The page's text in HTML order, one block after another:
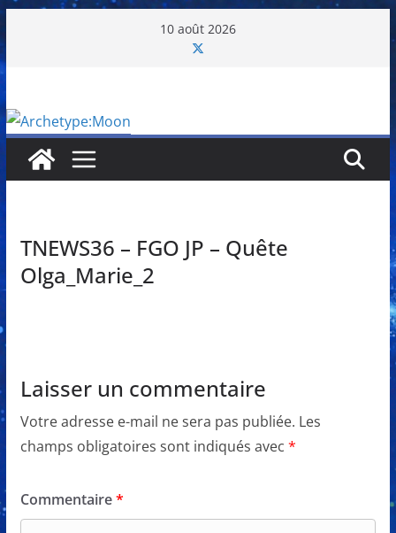
au
contenu
10 août 2026
TNEWS36 – FGO JP – Quête
Olga_Marie_2
Laisser un commentaire
Votre adresse e-mail ne sera pas publiée. Les
champs obligatoires sont indiqués avec *
Commentaire*